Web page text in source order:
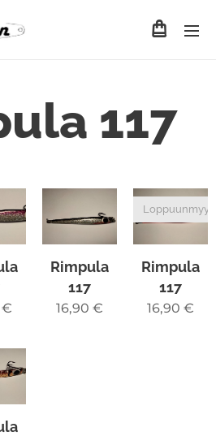
117
€
Rimpula
117
16,90 €
Rimpula
117
16,90 €